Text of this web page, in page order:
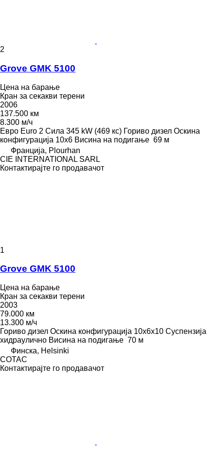
2
Grove GMK 5100
Цена на барање
Кран за секакви терени
2006
137.500 км
8.300 м/ч
Евро Euro 2 Сила 345 kW (469 кс) Гориво дизел Оскина
конфигурација 10x6 Висина на подигање 69 м
Франција, Plourhan
CIE INTERNATIONAL SARL
Контактирајте го продавачот
1
Grove GMK 5100
Цена на барање
Кран за секакви терени
2003
79.000 км
13.300 м/ч
Гориво дизел Оскина конфигурација 10x6x10 Суспензија
хидраулично Висина на подигање 70 м
Финска, Helsinki
COTAC
Контактирајте го продавачот